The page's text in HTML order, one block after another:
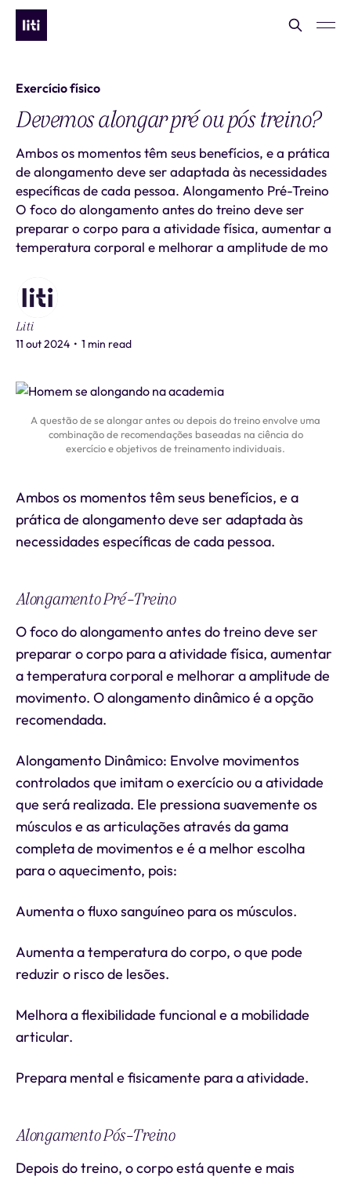
Exercício físico
Devemos alongar pré ou pós treino?
Ambos os momentos têm seus benefícios, e a prática
de alongamento deve ser adaptada às necessidades
específicas de cada pessoa. Alongamento Pré-Treino
O foco do alongamento antes do treino deve ser
preparar o corpo para a atividade física, aumentar a
temperatura corporal e melhorar a amplitude de mo
Liti
11 out 2024 • 1 min read
A questão de se alongar antes ou depois do treino envolve uma
combinação de recomendações baseadas na ciência do
exercício e objetivos de treinamento individuais.
Ambos os momentos têm seus benefícios, e a
prática de alongamento deve ser adaptada às
necessidades específicas de cada pessoa.
Alongamento Pré-Treino
O foco do alongamento antes do treino deve ser
preparar o corpo para a atividade física, aumentar
a temperatura corporal e melhorar a amplitude de
movimento. O alongamento dinâmico é a opção
recomendada.
Alongamento Dinâmico: Envolve movimentos
controlados que imitam o exercício ou a atividade
que será realizada. Ele pressiona suavemente os
músculos e as articulações através da gama
completa de movimentos e é a melhor escolha
para o aquecimento, pois:
Aumenta o fluxo sanguíneo para os músculos.
Aumenta a temperatura do corpo, o que pode
reduzir o risco de lesões.
Melhora a flexibilidade funcional e a mobilidade
articular.
Prepara mental e fisicamente para a atividade.
Alongamento Pós-Treino
Depois do treino, o corpo está quente e mais